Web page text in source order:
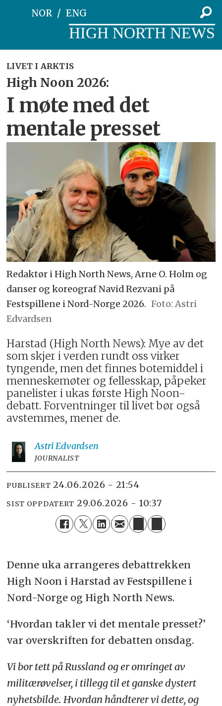
NOR ENG
HIGH NORTH NEWS
LIVET I ARKTIS
High Noon 2026:
I møte med det
mentale presset
Redaktør i High North News, Arne O. Holm og
danser og koreograf Navid Rezvani på
Festspillene i Nord-Norge 2026.
Astri
Edvardsen
Harstad (High North News): Mye av det
som skjer i verden rundt oss virker
tyngende, men det finnes botemiddel i
menneskemøter og fellesskap, påpeker
panelister i ukas første High Noon-
debatt. Forventninger til livet bør også
avstemmes, mener de.
AstriEdvardsen
JOURNALIST
PUBLISERT 24.06.2026 - 21:54
SIST OPPDATERT 29.06.2026 - 10:37
Denne uka arrangeres debattrekken
High Noon i Harstad av Festspillene i
Nord-Norge og High North News.
‘Hvordan takler vi det mentale presset?’
var overskriften for debatten onsdag.
Vi bor tett på Russland og er omringet av
militærøvelser, i tillegg til et ganske dystert
nyhetsbilde. Hvordan håndterer vi dette, og